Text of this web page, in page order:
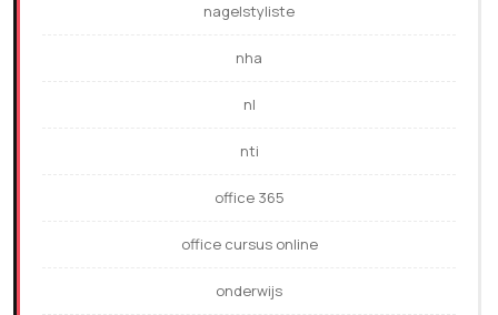
nagelstyliste
nha
nl
nti
office 365
office cursus online
onderwijs